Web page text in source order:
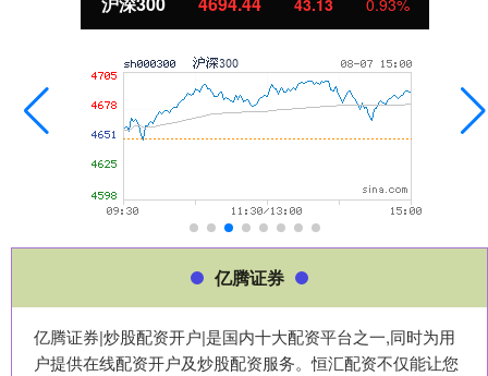
43.13 0.93%
亿腾证券
亿腾证券|炒股配资开户|是国内十大配资平台之一,同时为用
户提供在线配资开户及炒股配资服务。恒汇配资不仅能让您